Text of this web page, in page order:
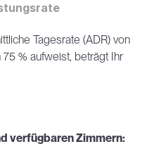
Tagesrate (ADR) von
% aufweist, beträgt Ihr
verfügbaren Zimmern: